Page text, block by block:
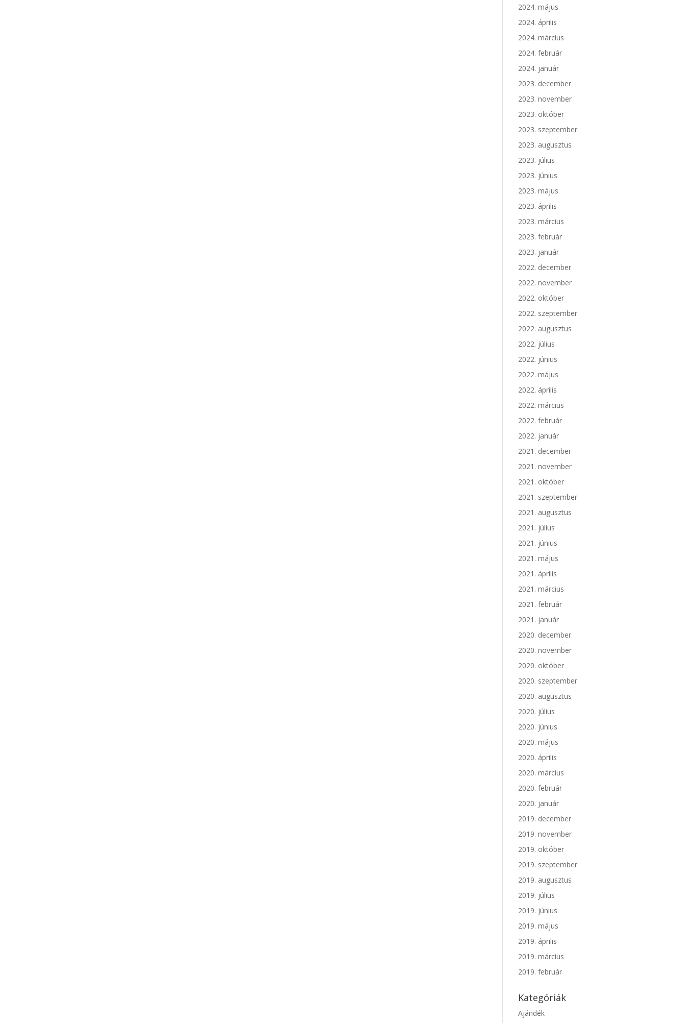
2024. május
2024. április
2024. március
2024. február
2024. január
2023. december
2023. november
2023. október
2023. szeptember
2023. augusztus
2023. július
2023. június
2023. május
2023. április
2023. március
2023. február
2023. január
2022. december
2022. november
2022. október
2022. szeptember
2022. augusztus
2022. július
2022. június
2022. május
2022. április
2022. március
2022. február
2022. január
2021. december
2021. november
2021. október
2021. szeptember
2021. augusztus
2021. július
2021. június
2021. május
2021. április
2021. március
2021. február
2021. január
2020. december
2020. november
2020. október
2020. szeptember
2020. augusztus
2020. július
2020. június
2020. május
2020. április
2020. március
2020. február
2020. január
2019. december
2019. november
2019. október
2019. szeptember
2019. augusztus
2019. július
2019. június
2019. május
2019. április
2019. március
2019. február
Kategóriák
Ajándék